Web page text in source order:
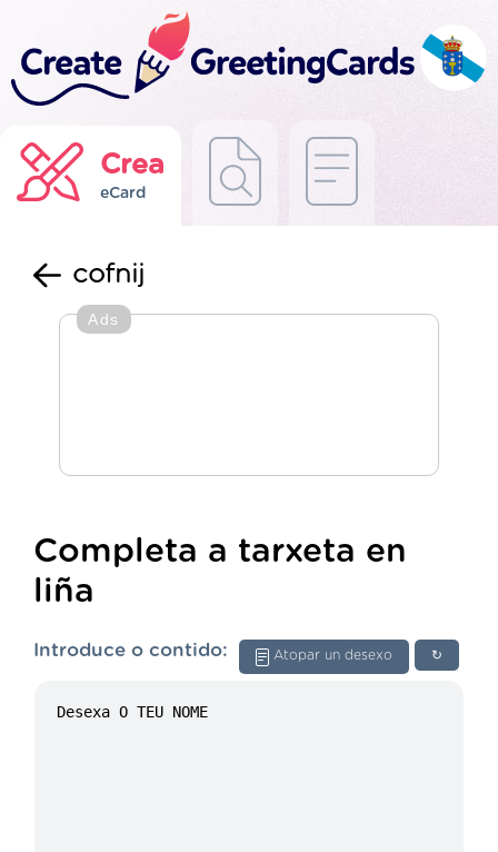
Crea
eCard
cofnij
Ads
Completa a tarxeta en
liña
↻
Atopar un desexo
Introduce o contido: